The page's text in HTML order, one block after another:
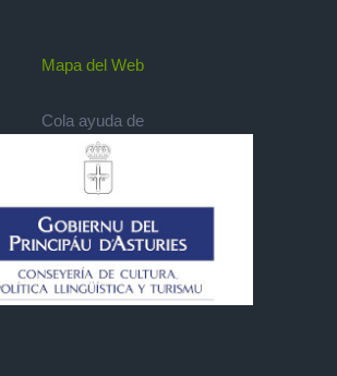
Mapa del Web
Cola ayuda de